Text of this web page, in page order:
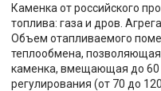
Каменка от российского
топлива: газа и дров.
Объем отапливаемого
теплообмена,
каменка, вмещающая до 60
регулирования (от 70 до